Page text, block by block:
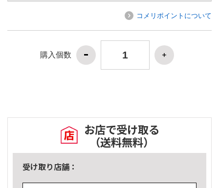
コメリポイントについて
購入個数
お店で受け取る
（送料無料）
受け取り店舗：